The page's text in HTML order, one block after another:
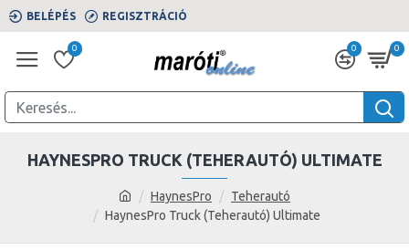
BELÉPÉS REGISZTRÁCIÓ
0 0 0
HaynesPro
Teherautó
HaynesPro Truck (Teherautó) Ultimate
HAYNESPRO TRUCK (TEHERAUTÓ) ULTIMATE